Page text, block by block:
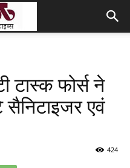
टास्क फोर्स ने
सैनिटाइजर एवं
424